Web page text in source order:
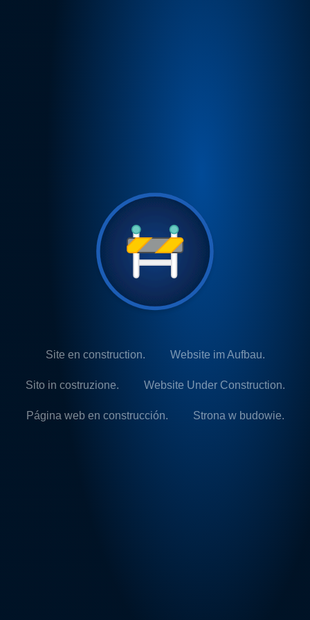
Site en construction. Website im Aufbau.
Sito in costruzione. Website Under Construction.
Página web en construcción. Strona w budowie.